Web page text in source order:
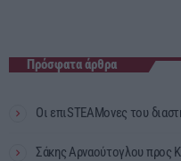
Πρόσφατα άρθρα
Οι επιSTEAMονες του
Σάκης Αρναούτογλου προς